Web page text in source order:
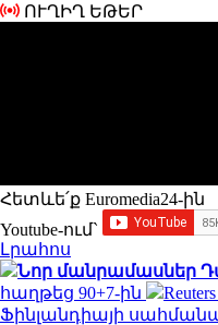
ՈՒՂԻՂ ԵԹԵՐ
Հետևե՛ք Euromedia24-ին
Youtube-ում`
Լրահոս
Նոր մանրամասներ
հաղթեց 90+7-ին
Ֆինլանդիայի